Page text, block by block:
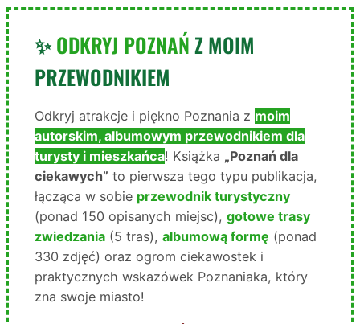
✨ODKRYJ POZNAŃZ MOIM
PRZEWODNIKIEM
Odkryj atrakcje i piękno Poznania z moim
autorskim, albumowym przewodnikiem dla
turysty i mieszkańca! Książka „Poznań dla
ciekawych” to pierwsza tego typu publikacja,
łącząca w sobie przewodnik turystyczny
(ponad 150 opisanych miejsc), gotowe trasy
zwiedzania (5 tras), albumową formę (ponad
330 zdjęć) oraz ogrom ciekawostek i
praktycznych wskazówek Poznaniaka, który
zna swoje miasto!